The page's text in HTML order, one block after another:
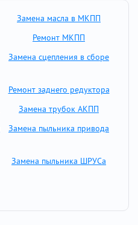
Замена масла в МКПП
Ремонт МКПП
Замена сцепления в сборе
Ремонт заднего редуктора
Замена трубок АКПП
Замена пыльника привода
Замена пыльника ШРУСа